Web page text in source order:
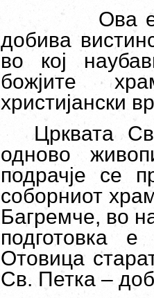
Ова
добива
во кој
божјите
христијански
Црквата
одново
подрачје се
соборниот
Багремче, во
подготовка
Отовица
Св. Петка –